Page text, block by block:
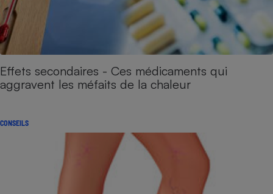
Effets secondaires - Ces médicaments qui
aggravent les méfaits de la chaleur
CONSEILS